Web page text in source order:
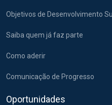
Objetivos de Desenvolvimento
Saiba quem já faz parte
Como aderir
Comunicação de Progresso
Oportunidades